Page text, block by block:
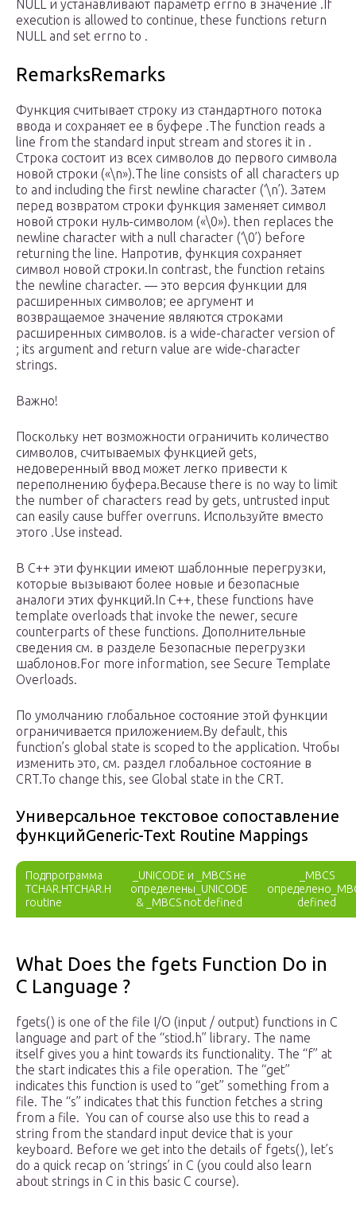
NULL и устанавливают параметр errno в значение .If
execution is allowed to continue, these functions return
NULL and set errno to .
RemarksRemarks
Функция считывает строку из стандартного потока
ввода и сохраняет ее в буфере .The function reads a
line from the standard input stream and stores it in .
Строка состоит из всех символов до первого символа
новой строки («\n»).The line consists of all characters up
to and including the first newline character (‘\n’). Затем
перед возвратом строки функция заменяет символ
новой строки нуль-символом («\0»). then replaces the
newline character with a null character (‘\0’) before
returning the line. Напротив, функция сохраняет
символ новой строки.In contrast, the function retains
the newline character. — это версия функции для
расширенных символов; ее аргумент и
возвращаемое значение являются строками
расширенных символов. is a wide-character version of
; its argument and return value are wide-character
strings.
Важно!
Поскольку нет возможности ограничить количество
символов, считываемых функцией gets,
недоверенный ввод может легко привести к
переполнению буфера.Because there is no way to limit
the number of characters read by gets, untrusted input
can easily cause buffer overruns. Используйте вместо
этого .Use instead.
В C++ эти функции имеют шаблонные перегрузки,
которые вызывают более новые и безопасные
аналоги этих функций.In C++, these functions have
template overloads that invoke the newer, secure
counterparts of these functions. Дополнительные
сведения см. в разделе Безопасные перегрузки
шаблонов.For more information, see Secure Template
Overloads.
По умолчанию глобальное состояние этой функции
ограничивается приложением.By default, this
function’s global state is scoped to the application. Чтобы
изменить это, см. раздел глобальное состояние в
CRT.To change this, see Global state in the CRT.
Универсальное текстовое сопоставление
функцийGeneric-Text Routine Mappings
Подпрограмма
TCHAR.HTCHAR.H
routine
_UNICODE и _MBCS не
определены_UNICODE
& _MBCS not defined
_MBCS
defined
What Does the fgets Function Do in
C Language ?
fgets() is one of the file I/O (input / output) functions in C
language and part of the “stiod.h” library. The name
itself gives you a hint towards its functionality. The “f” at
the start indicates this a file operation. The “get”
indicates this function is used to “get” something from a
file. The “s” indicates that this function fetches a string
from a file. You can of course also use this to read a
string from the standard input device that is your
keyboard. Before we get into the details of fgets(), let’s
do a quick recap on ‘strings’ in C (you could also learn
about strings in C in this basic C course).